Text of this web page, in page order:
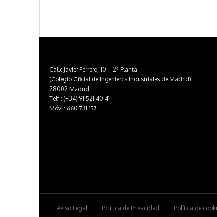
Calle Javier Ferrero, 10 – 2ª Planta
(Colegio Oficial de Ingenieros Industriales de Madrid)
28002 Madrid.
Telf.: (+34) 91 521 40 41
Móvil: 660 731 177
Aviso Legal Política de Privacidad Política de